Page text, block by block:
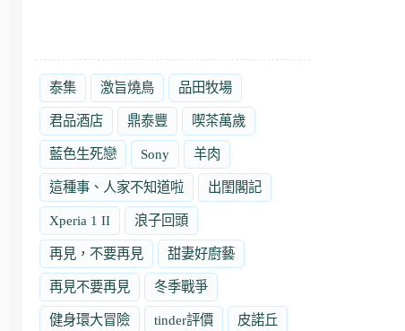
泰集 激旨燒鳥 品田牧場
君品酒店 鼎泰豐 喫茶萬歲
藍色生死戀 Sony 羊肉
這種事、人家不知道啦 出閨閣記
Xperia 1 II 浪子回頭
再見，不要再見 甜妻好廚藝
再見不要再見 冬季戰爭
健身環大冒險 tinder評價 皮諾丘